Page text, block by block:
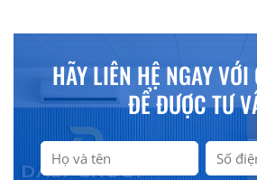
HÃY LIÊN HỆ NGAY
ĐỂ ĐƯỢC TƯ